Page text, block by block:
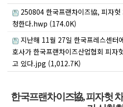
250804 한국프랜차이즈協, 피자헛
청한다.hwp (174.0K)
지난해 11월 27일 한국프레스센터
호사가 한국프랜차이즈산업협회 피자
고 있다.jpg (1,012.7K)
한국프랜차이즈協,피자헛